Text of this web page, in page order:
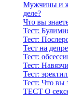
Мужчины и
деле?
Что вы
Тест:
Тест:
Тест на
Тест:
Тест:
Тест:
Тест: Что вы
ТЕСТ О